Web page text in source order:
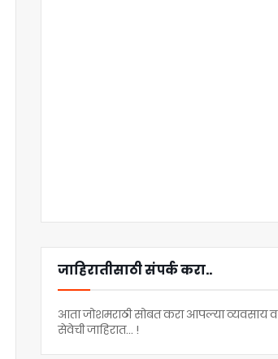
जाहिरातीसाठी संपर्क करा..
आता जोशमराठी सोबत करा आपल्या व्यवसाय व
सेवेची जाहिरात... !